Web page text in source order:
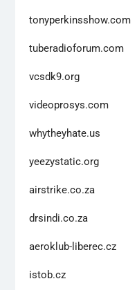
tonyperkinsshow.com
tuberadioforum.com
vcsdk9.org
videoprosys.com
whytheyhate.us
yeezystatic.org
airstrike.co.za
drsindi.co.za
aeroklub-liberec.cz
istob.cz